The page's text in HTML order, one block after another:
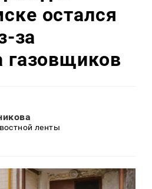
остался
за
газовщиков
ленты